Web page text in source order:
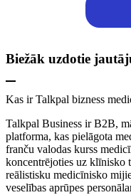
Biežāk uzdotie
Kas ir Talkpal bizness
Talkpal Business ir B2B,
platforma, kas pielāgota
franču valodas kurss
koncentrējoties uz klīnisko
reālistisku medicīnisko
veselības aprūpes